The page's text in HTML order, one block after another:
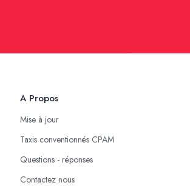
A Propos
Mise à jour
Taxis conventionnés CPAM
Questions - réponses
Contactez nous